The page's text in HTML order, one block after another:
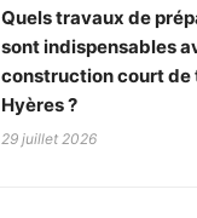
Quels travaux de
sont indispensables
construction court de
Hyères ?
29 juillet 2026